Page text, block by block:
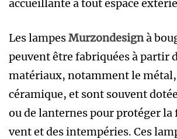
accueillante à tout espace
Les lampesMurzondesignà
peuvent être fabriquées à partir
matériaux, notamment le métal,
céramique, et sont souvent
ou de lanternes pour protéger la
vent et des intempéries. Ces